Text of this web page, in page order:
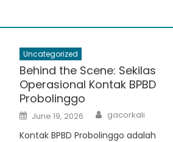
Uncategorized
Behind the Scene: Sekilas
Operasional Kontak BPBD
Probolinggo
Posted
on
June 19, 2026 Author
gacorkali
Kontak BPBD Probolinggo adalah